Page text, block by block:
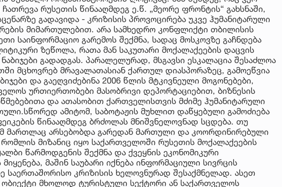
რუსეთის წინააღმდეგ ე.წ. „მეორე ფრონტის“ გახსნაში,
გადავიდა - კრიზისის პროვოცირება უკვე ჰუმანიტარული
მიმართულებით. არა სამხედრო კონფლიქტი თბილისის
საინფორმაციო გარემოს შექმნა, სადაც მოსკოვზე გაჩნდება
ზეწოლა, რათა მან საკუთარი მოქალაქეების დაცვის
გადადგას. პარალელურად, მსგავსი ესკალაცია შესაძლოა
მცხოვრებ მრავალათასიან ქართულ დიასპორაზეც, გამოეწვია
და გაეღვიძებინა 2006 წლის მტკივნეული მოგონებები,
ურთიერთობები მასობრივი დეპორტაციებით, ბიზნესის
და ათასობით ქართველისთვის მძიმე ჰუმანიტარული
ამიტომ, საბოტაჟის მუხლით დაწყებული გამოძიება
წინააღმდეგ ბრძოლას მნიშვნელოვნად სცდება. თუ
მართლაც არსებობდა გარედან მართული და კოორდინირებული
რომლის მიზანიც იყო საქართველოში რუსეთის მოქალაქეების
წარმოდგენის შექმნა და ქვეყნის ეკონომიკური
მაშინ საუბარი იქნება ინფორმაციული სივრცის
საერთაშორისო კრიზისის ხელოვნურად შესაქმნელად. ასეთ
ობიექტი მხოლოდ ტურისტული სექტორი ან საქართველოს